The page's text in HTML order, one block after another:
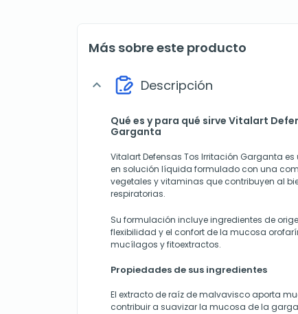
Más sobre este producto
expand_more Descripción
Qué es y para qué sirve Vitalart
Garganta
Vitalart Defensas Tos Irritación Garganta
en solución líquida formulado con una
vegetales y vitaminas que contribuyen al
respiratorias.
Su formulación incluye ingredientes de
flexibilidad y el confort de la mucosa
mucílagos y fitoextractos.
Propiedades de sus ingredientes
El extracto de raíz de malvavisco aporta
contribuir a suavizar la mucosa de la